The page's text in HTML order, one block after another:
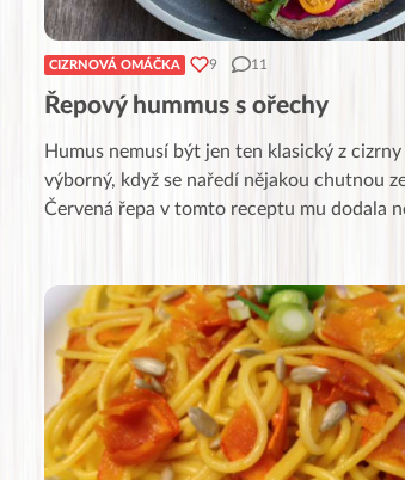
CIZRNOVÁ OMÁČKA 9 11
Řepový hummus s ořechy
Humus nemusí být jen ten klasický z cizrny
výborný, když se naředí nějakou chutnou
Červená řepa v tomto receptu mu dodala